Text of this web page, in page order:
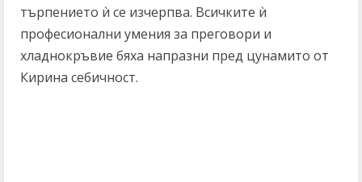
търпението ѝ се изчерпва. Всичките ѝ
професионални умения за преговори и
хладнокръвие бяха напразни пред цунамито от
Кирина себичност.